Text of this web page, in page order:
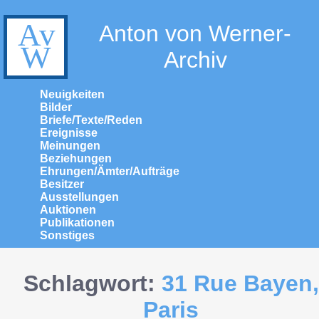
Anton von Werner-
Archiv
Neuigkeiten
Bilder
Briefe/Texte/Reden
Ereignisse
Meinungen
Beziehungen
Ehrungen/Ämter/Aufträge
Besitzer
Ausstellungen
Auktionen
Publikationen
Sonstiges
Schlagwort: 31 Rue Bayen,
Paris